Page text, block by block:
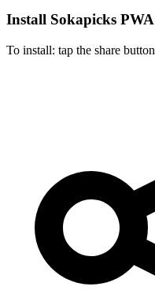
Install Sokapicks PWA
To install: tap the share button